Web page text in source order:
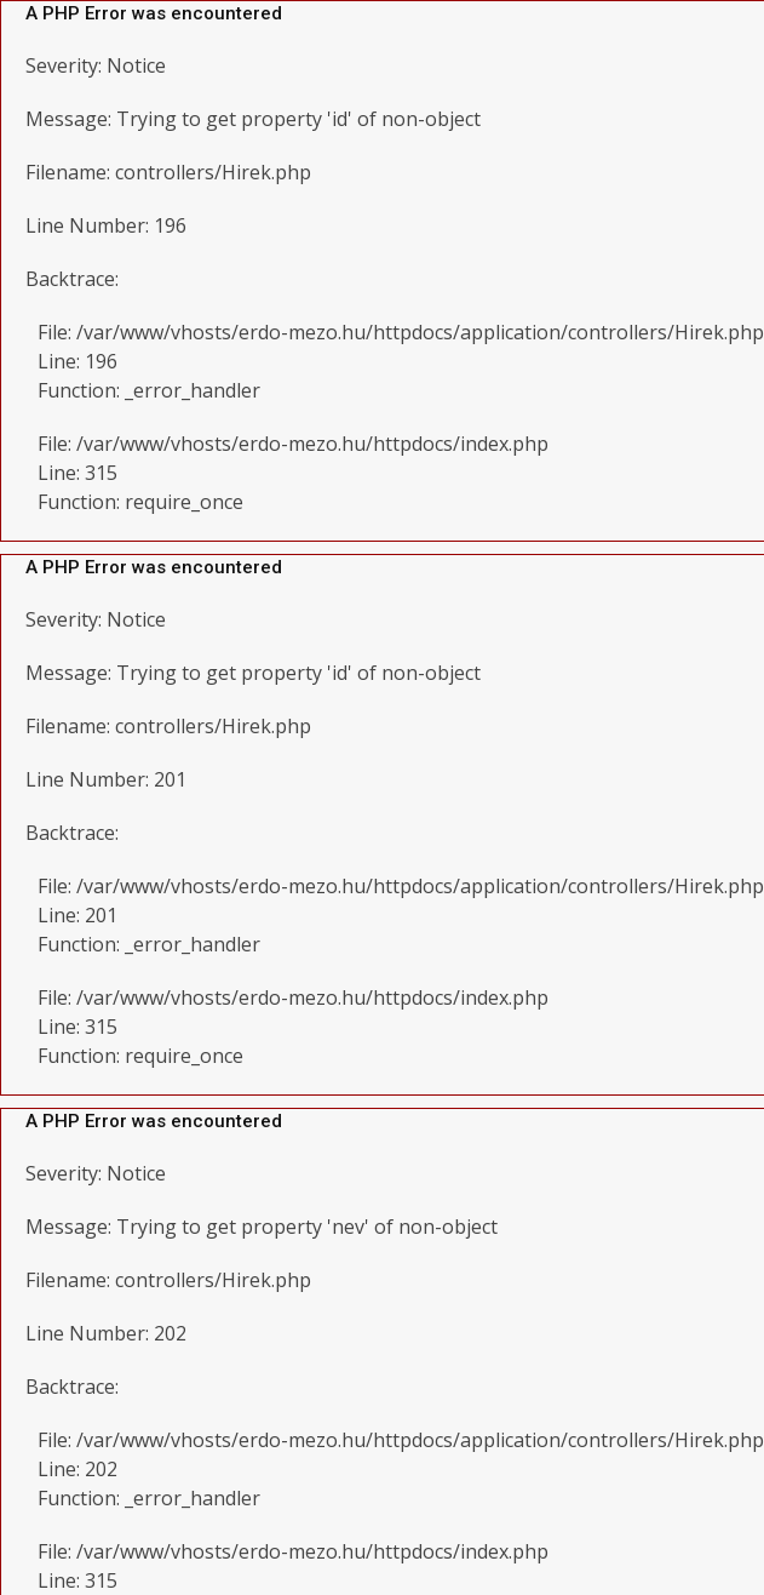
A PHP Error was encountered
Severity: Notice
Message: Trying to get property 'id' of non-object
Filename: controllers/Hirek.php
Line Number: 196
Backtrace:
File: /var/www/vhosts/erdo-mezo.hu/httpdocs/application/controllers/Hirek.php
Line: 196
Function: _error_handler
File: /var/www/vhosts/erdo-mezo.hu/httpdocs/index.php
Line: 315
Function: require_once
A PHP Error was encountered
Severity: Notice
Message: Trying to get property 'id' of non-object
Filename: controllers/Hirek.php
Line Number: 201
Backtrace:
File: /var/www/vhosts/erdo-mezo.hu/httpdocs/application/controllers/Hirek.php
Line: 201
Function: _error_handler
File: /var/www/vhosts/erdo-mezo.hu/httpdocs/index.php
Line: 315
Function: require_once
A PHP Error was encountered
Severity: Notice
Message: Trying to get property 'nev' of non-object
Filename: controllers/Hirek.php
Line Number: 202
Backtrace:
File: /var/www/vhosts/erdo-mezo.hu/httpdocs/application/controllers/Hirek.php
Line: 202
Function: _error_handler
File: /var/www/vhosts/erdo-mezo.hu/httpdocs/index.php
Line: 315